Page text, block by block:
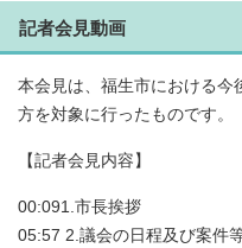
記者会見動画
本会見は、福生市における今
方を対象に行ったものです。
【記者会見内容】
00:091.市長挨拶
05:57 2.議会の日程及び案件